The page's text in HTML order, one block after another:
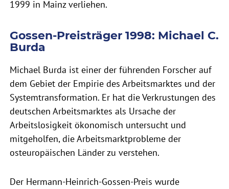
1999 in Mainz verliehen.
Gossen-Preisträger 1998: Michael C.
Burda
Michael Burda ist einer der führenden Forscher auf
dem Gebiet der Empirie des Arbeitsmarktes und der
Systemtransformation. Er hat die Verkrustungen des
deutschen Arbeitsmarktes als Ursache der
Arbeitslosigkeit ökonomisch untersucht und
mitgeholfen, die Arbeitsmarktprobleme der
osteuropäischen Länder zu verstehen.
Der Hermann-Heinrich-Gossen-Preis wurde